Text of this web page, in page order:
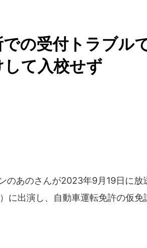
での受付トラブ
して入校せず
のあのさんが2023年9月19日に放
）に出演し、自動車運転免許の仮